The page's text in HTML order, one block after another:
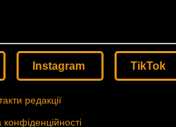
Instagram TikTok
редакції
конфіденційності